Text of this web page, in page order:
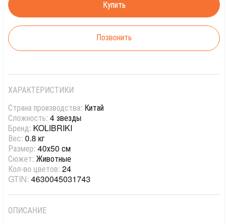
Позвонить
ХАРАКТЕРИСТИКИ
Страна производства: Китай
Сложность: 4 звезды
Бренд: KOLIBRIKI
Вес: 0.8 кг
Размер: 40х50 см
Сюжет: Животные
Кол-во цветов: 24
GTIN: 4630045031743
ОПИСАНИЕ